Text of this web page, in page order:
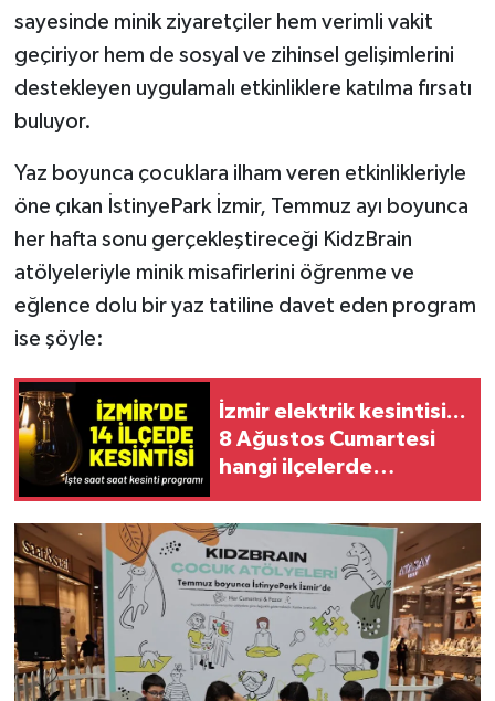
sayesinde minik ziyaretçiler hem verimli vakit
geçiriyor hem de sosyal ve zihinsel gelişimlerini
destekleyen uygulamalı etkinliklere katılma fırsatı
buluyor.
Yaz boyunca çocuklara ilham veren etkinlikleriyle
öne çıkan İstinyePark İzmir, Temmuz ayı boyunca
her hafta sonu gerçekleştireceği KidzBrain
atölyeleriyle minik misafirlerini öğrenme ve
eğlence dolu bir yaz tatiline davet eden program
ise şöyle:
İzmir elektrik kesintisi...
8 Ağustos Cumartesi
hangi ilçelerde